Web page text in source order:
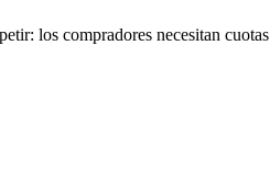
los compradores necesitan